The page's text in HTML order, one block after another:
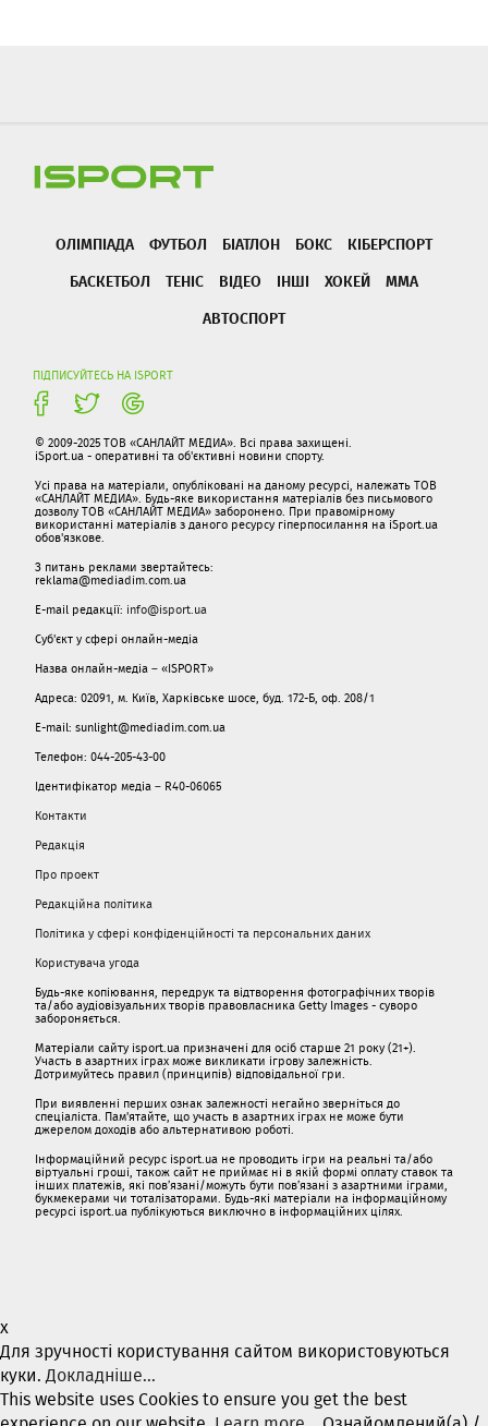
ОЛІМПІАДА ФУТБОЛ БІАТЛОН БОКС
КІБЕРСПОРТ
БАСКЕТБОЛ
ТЕНІС ВІДЕО ІНШІ ХОКЕЙ
ММА
АВТОСПОРТ
ПІДПИСУЙТЕСЬ НА ISPORT
© 2009-2025 ТОВ «САНЛАЙТ МЕДИА». Всі права захищені.
iSport.ua - оперативні та об'єктивні новини спорту.
Усі права на матеріали, опубліковані на даному ресурсі, належать ТОВ
«САНЛАЙТ МЕДИА». Будь-яке використання матеріалів без письмового
дозволу ТОВ «САНЛАЙТ МЕДИА» заборонено. При правомірному
використанні матеріалів з даного ресурсу гіперпосилання на iSport.ua
обов'язкове.
З питань реклами звертайтесь:
reklama@mediadim.com.ua
E-mail редакції: info@isport.ua
Суб'єкт у сфері онлайн-медіа
Назва онлайн-медіа – «ISPORT»
Адреса: 02091, м. Київ, Харківське шосе, буд. 172-Б, оф. 208/1
E-mail: sunlight@mediadim.com.ua
Телефон: 044-205-43-00
Ідентифікатор медіа – R40-06065
Контакти
Редакція
Про проект
Редакційна політика
Політика у сфері конфіденційності та персональних даних
Користувача угода
Будь-яке копіювання, передрук та відтворення фотографічних творів
та/або аудіовізуальних творів правовласника Getty Images - суворо
забороняється.
Матеріали сайту isport.ua призначені для осіб старше 21 року (21+).
Участь в азартних іграх може викликати ігрову залежність.
Дотримуйтесь правил (принципів) відповідальної гри.
При виявленні перших ознак залежності негайно зверніться до
спеціаліста. Пам'ятайте, що участь в азартних іграх не може бути
джерелом доходів або альтернативою роботі.
Інформаційний ресурс isport.ua не проводить ігри на реальні та/або
віртуальні гроші, також сайт не приймає ні в якій формі оплату ставок та
інших платежів, які пов’язані/можуть бути пов’язані з азартними іграми,
букмекерами чи тоталізаторами. Будь-які матеріали на інформаційному
ресурсі isport.ua публікуються виключно в інформаційних цілях.
x
Для зручності користування сайтом використовуються
куки.Докладніше...
This website uses Cookies to ensure you get the best